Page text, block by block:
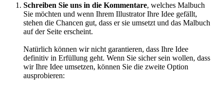
Schreiben Sie uns in die Kommentare, welches Malbuch
Sie möchten und wenn Ihrem Illustrator Ihre Idee gefällt,
stehen die Chancen gut, dass er sie umsetzt und das Malbuch
auf der Seite erscheint.
Natürlich können wir nicht garantieren, dass Ihre Idee
definitiv in Erfüllung geht. Wenn Sie sicher sein wollen, dass
wir Ihre Idee umsetzen, können Sie die zweite Option
ausprobieren: